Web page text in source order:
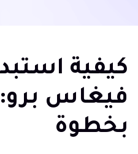
كيفية
فيغاس
بخطوة